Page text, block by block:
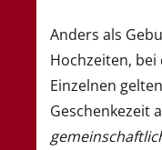
Anders als
Hochzeiten, bei
Einzelnen
Geschenkezeit